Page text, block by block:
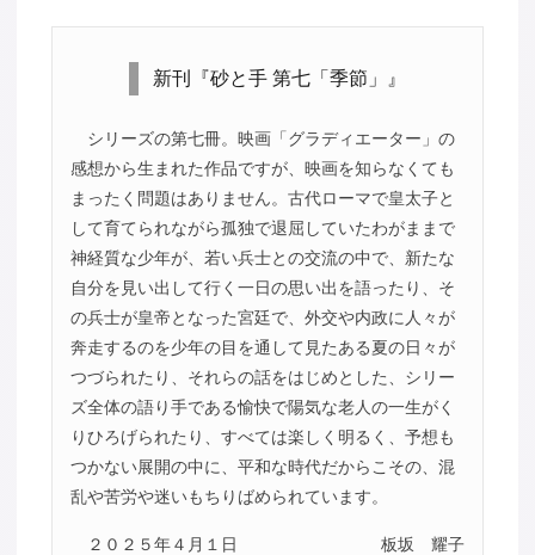
新刊『砂と手 第七「季節」』
シリーズの第七冊。映画「グラディエーター」の
感想から生まれた作品ですが、映画を知らなくても
まったく問題はありません。古代ローマで皇太子と
して育てられながら孤独で退屈していたわがままで
神経質な少年が、若い兵士との交流の中で、新たな
自分を見い出して行く一日の思い出を語ったり、そ
の兵士が皇帝となった宮廷で、外交や内政に人々が
奔走するのを少年の目を通して見たある夏の日々が
つづられたり、それらの話をはじめとした、シリー
ズ全体の語り手である愉快で陽気な老人の一生がく
りひろげられたり、すべては楽しく明るく、予想も
つかない展開の中に、平和な時代だからこその、混
乱や苦労や迷いもちりばめられています。
２０２５年４月１日 板坂 耀子